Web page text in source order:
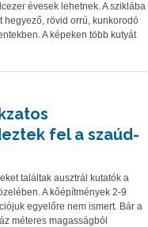
évesek lehetnek. A sziklába
hegyező, rövid orrú, kunkorodó
A képeken több kutyát
fel a szaúd-
találtak ausztrál kutatók a
A kőépítmények 2-9
egyelőre nem ismert. Bár a
méteres magasságból